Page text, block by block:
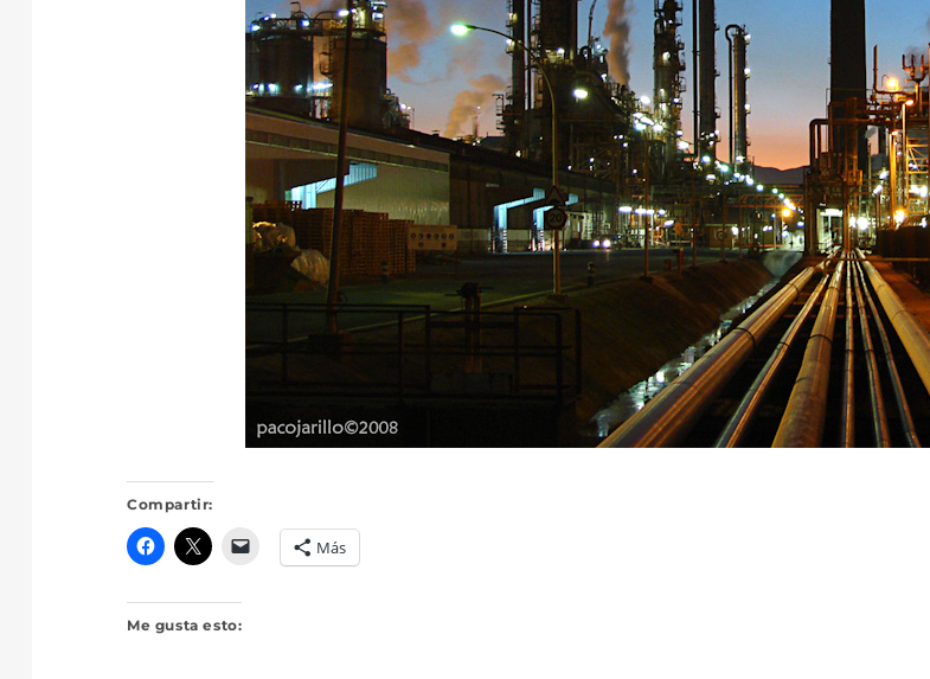
Compartir:
Más
Me gusta esto: